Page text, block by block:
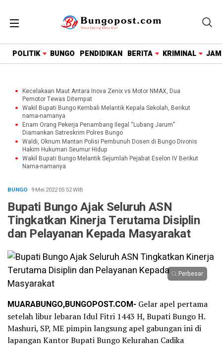
f08c47fec0942fa0
POLITIK BUNGO PENDIDIKAN BERITA KRIMINAL
Kecelakaan Maut Antara Inova Zenix vs Motor NMAX, Dua
Pemotor Tewas Ditempat
Wakil Bupati Bungo Kembali Melantik Kepala Sekolah, Berikut
nama-namanya
Enam Orang Pekerja Penambang Ilegal “Lubang Jarum”
Diamankan Satreskrim Polres Bungo
Waldi, Oknum Mantan Polisi Pembunuh Dosen di Bungo Divonis
Hakim Hukuman Seumur Hidup
Wakil Bupati Bungo Melantik Sejumlah Pejabat Eselon IV Berikut
Nama-namanya
BUNGO · 9 Mei 202205:52WIB ·
Bupati Bungo Ajak Seluruh ASN
Tingkatkan Kinerja Terutama Disiplin
dan Pelayanan Kepada Masyarakat
Perbesar
MUARABUNGO,BUNGOPOST.COM- Gelar apel pertama
setelah libur lebaran Idul Fitri 1443 H, Bupati Bungo H.
Mashuri, SP, ME pimpin langsung apel gabungan ini di
lapangan Kantor Bupati Bungo Kelurahan Cadika